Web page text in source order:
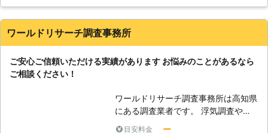
す。 ※対応エリア・加盟店・現場状況
場合がございます。
す。悩んでいるだけでは問題を解決す
ることはできません。ご相談は無料で
倫調査、お受けいたします 信頼され
ょうか？ もしそのお気持ちが続いて
おり、不安な気持ちからパートナーと
の関係の悪化を招いてしまっているの
ワールドリサーチ調査事務所
ご安心ご信頼いただける実績があります お悩みのことがあるなら
ご相談ください！
ワールドリサーチ調査事務所は高知県
にある調査業者です。 浮気調査やス
目安料金 ー